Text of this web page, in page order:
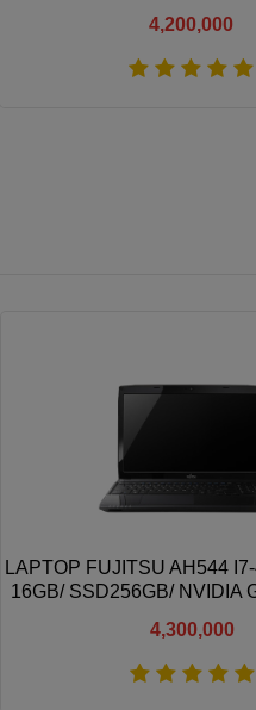
4,200,000
LAPTOP FUJITSU AH544 I7-
16GB/ SSD256GB/ NVIDIA
4,300,000